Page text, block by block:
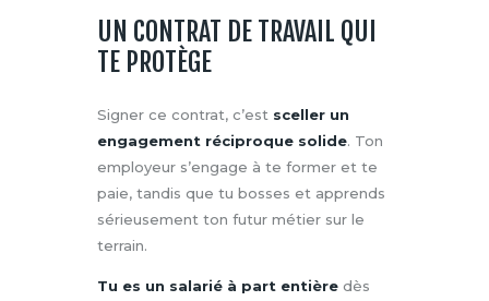
UN CONTRAT DE TRAVAIL QUI
TE PROTÈGE
Signer ce contrat, c’est sceller un
engagement réciproque solide. Ton
employeur s’engage à te former et te
paie, tandis que tu bosses et apprends
sérieusement ton futur métier sur le
terrain.
Tu es un salarié à part entière dès